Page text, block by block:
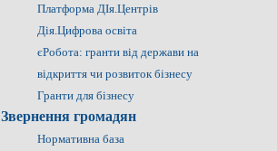
Платформа ДІя.Центрів
Дія.Цифрова освіта
єРобота: гранти від держави на
відкриття чи розвиток бізнесу
Гранти для бізнесу
Звернення громадян
Нормативна база